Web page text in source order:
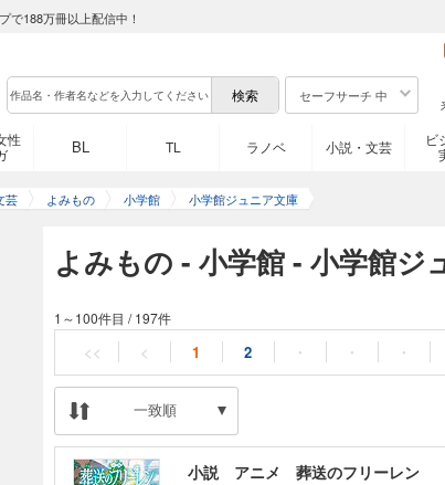
で188万冊以上配信中！
セーフサーチ 中
性
BL TL ラノベ 小説・文芸
ビ
芸 よみもの 小学館 小学館ジュニア文庫
よみもの - 小学館 - 小学館ジ
1～100件目 /197件
<< < 1 2 ・ ・ ・
一致順
小説 アニメ 葬送のフリーレン